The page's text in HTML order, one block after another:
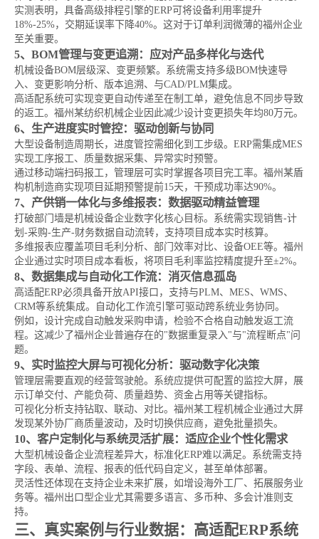
实测表明，具备高级排程引擎的ERP可将设备利用率提升
18%-25%，交期延误率下降40%。这对于订单利润微薄的福州企业
至关重要。
5、BOM管理与变更追溯：应对产品多样化与迭代
机械设备BOM层级深、变更频繁。系统需支持多级BOM快速导
入、变更影响分析、版本追溯、与CAD/PLM集成。
高适配系统可实现变更自动传递至在制工单，避免信息不同步导致
的返工。福州某纺织机械企业因此减少设计变更损失年均80万元。
6、生产进度实时管控：驱动创新与协同
大型设备制造周期长，进度管控需细化到工步级。ERP需集成MES
实现工序报工、质量数据采集、异常实时预警。
通过移动端扫码报工，管理层可实时掌握各项目完工率。福州某盾
构机制造商实现项目延期预警提前15天，干预成功率达90%。
7、产供销一体化与多维报表：数据驱动精益管理
打破部门墙是机械设备企业数字化核心目标。系统需实现销售-计
划-采购-生产-财务数据自动流转，支持项目成本实时核算。
多维报表应覆盖项目毛利分析、部门效率对比、设备OEE等。福州
企业通过实时项目成本看板，将项目毛利率监控精度提升至±2%。
8、数据集成与自动化工作流：消灭信息孤岛
高适配ERP必须具备开放API接口，支持与PLM、MES、WMS、
CRM等系统集成。自动化工作流引擎可驱动跨系统业务协同。
例如，设计完成自动触发采购申请，检验不合格自动触发返工流
程。这减少了福州企业普遍存在的"数据重复录入"与"流程断点"问
题。
9、实时监控大屏与可视化分析：驱动数字化决策
管理层需要直观的经营驾驶舱。系统应提供可配置的监控大屏，展
示订单交付、产能负荷、质量趋势、资金占用等关键指标。
可视化分析支持钻取、联动、对比。福州某工程机械企业通过大屏
发现某外协厂商质量波动，及时切换供应商，避免批量损失。
10、客户定制化与系统灵活扩展：适应企业个性化需求
大型机械设备企业流程差异大，标准化ERP难以满足。系统需支持
字段、表单、流程、报表的低代码自定义，甚至单体部署。
灵活性还体现在支持企业未来扩展，如增设海外工厂、拓展服务业
务等。福州出口型企业尤其需要多语言、多币种、多会计准则支
持。
三、真实案例与行业数据：高适配ERP系统